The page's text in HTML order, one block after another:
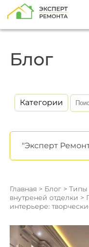
Блог
Категории
"Эксперт
Главная > Блог > Типы
внутреней отделки >
интерьере: